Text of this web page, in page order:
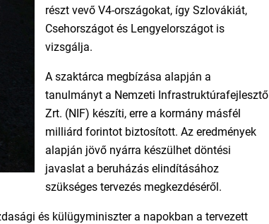
részt vevő V4-országokat, így Szlovákiát,
Csehországot és Lengyelországot is
vizsgálja.
A szaktárca megbízása alapján a
tanulmányt a Nemzeti Infrastruktúrafejlesztő
Zrt. (NIF) készíti, erre a kormány másfél
milliárd forintot biztosított. Az eredmények
alapján jövő nyárra készülhet döntési
javaslat a beruházás elindításához
szükséges tervezés megkezdéséről.
és külügyminiszter a napokban a tervezett